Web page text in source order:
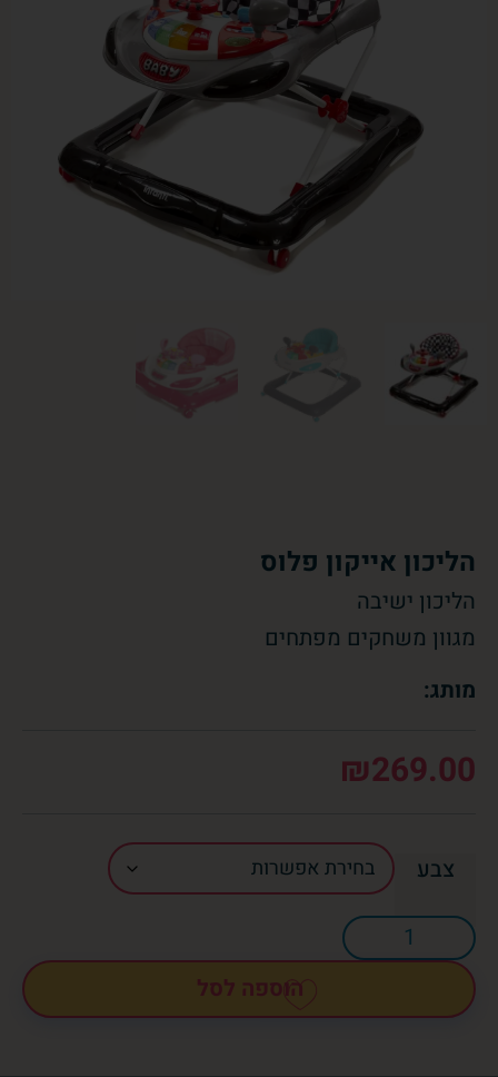
הליכון אייקון פלוס
הליכון ישיבה
מגוון משחקים מפתחים
מותג:
₪269.00
צבע
הוספה לסל